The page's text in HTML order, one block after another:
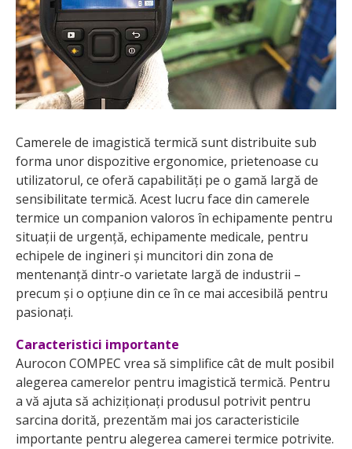
Camerele de imagistică termică sunt distribuite sub
forma unor dispozitive ergonomice, prietenoase cu
utilizatorul, ce oferă capabilități pe o gamă largă de
sensibilitate termică. Acest lucru face din camerele
termice un companion valoros în echipamente pentru
situații de urgență, echipamente medicale, pentru
echipele de ingineri și muncitori din zona de
mentenanță dintr-o varietate largă de industrii –
precum și o opțiune din ce în ce mai accesibilă pentru
pasionați.
Caracteristici importante
Aurocon COMPEC vrea să simplifice cât de mult posibil
alegerea camerelor pentru imagistică termică. Pentru
a vă ajuta să achiziționați produsul potrivit pentru
sarcina dorită, prezentăm mai jos caracteristicile
importante pentru alegerea camerei termice potrivite.